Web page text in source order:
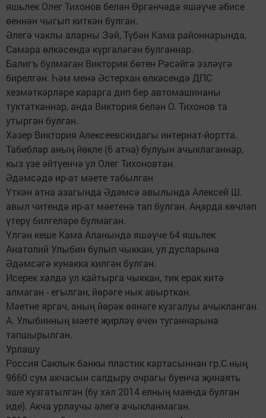
яшьлек Олег Тихонов белән Өргәнчәдә яшәүче әбисе
өеннән чыгып киткән булган.
Әлегә чаклы аларны Зәй, Түбән Кама районнарында,
Самара өлкәсендә күргәләгән булганнар.
Балигъ булмаган Виктория бөтен Рәсәйгә эзләүгә
бирелгән. Һәм менә Әстерхан өлкәсендә ДПС
хезмәткәрләре карарга дип бер автомашинаны
туктатканнар, анда Виктория белән О. Тихонов та
утырган булган.
Хәзер Виктория Алексеевскидагы интернат-йортта.
Табиблар аның йөкле (6 атна) булуын ачыклаганнар,
кыз үзе әйтүенчә ул Олег Тихоновтан.
Әдәмсәдә ир-ат мәете табылган
Үткән атна азагында Әдәмсә авылында Алексей Ш.
авыл читендә ир-ат мәетенә тап булган. Аңарда көчләп
үтерү билгеләре булмаган.
Үлгән кеше Кама Аланында яшәүче 64 яшьлек
Анатолий Улыбин булып чыккан, ул дусларына
Әдәмсәгә кунакка килгән булган.
Исерек хәлдә ул кайтырга чыккан, тик ерак китә
алмаган - егылган, йөрәге нык авырткан.
Мәетне яргач, аның йөрәк өянәге кузгалуы ачыкланган.
А. Улыбинның мәете җирләү өчен туганнарына
тапшырылган.
Урлашу
Россия Саклык банкы пластик картасыннан гр.С.ның
9660 сум акчасын салдыру очрагы буенча җинаять
эше кузгатылган (бу хәл 2014 елның маенда булган
иде). Акча урлаучы әлегә ачыкланмаган.